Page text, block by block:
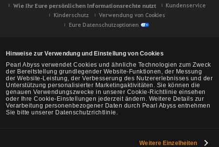
Hinweise zur Verwendung und Einstellung von Cookies
Pearl Abyss verwendet Cookies und ähnliche Technologien zum Zweck
der Bereitstellung grundlegender Website-Funktionen, der Messung
der Website-Leistung, der Verbesserung des Nutzererlebnisses und der
Unterstützung personalisierter Marketingaktivitäten. Sie können die
genauen Verwendungszwecke in unserer Cookie-Richtlinie einsehen
oder Ihre Cookie-Einstellungen jederzeit ändern. Weitere Details zur
Verarbeitung personenbezogener Daten durch Pearl Abyss entnehmen
Sie bitte unserer Datenschutzrichtlinie.
Weitere Einzelheiten
Wie Ihr Eure persönlichen Informationsrechte nutzt
Kundenservice
Kinderschutz
Verwendung von Cookies
Eure Datenschutzoptionen